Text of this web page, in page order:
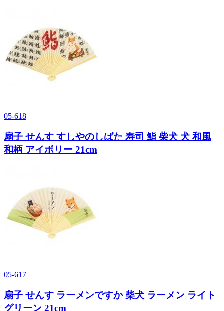
05-618
扇子 せんす すしやのしばた 寿司 鮨 柴犬 犬 和風
和柄 アイボリー 21cm
05-617
扇子 せんす ラーメンですか 柴犬 ラーメン ライト
グリーン 21cm